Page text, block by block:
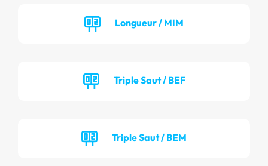
Longueur / MIM
Triple Saut / BEF
Triple Saut / BEM